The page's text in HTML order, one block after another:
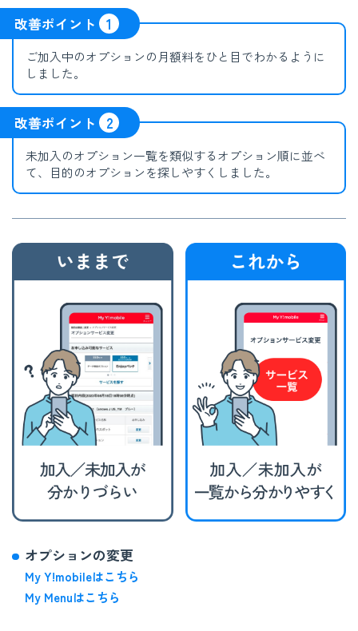
改善ポイント 1
ご加入中のオプションの月額料をひと目でわかるように
しました。
改善ポイント 2
未加入のオプション一覧を類似するオプション順に並べ
て、目的のオプションを探しやすくしました。
オプションの変更
My Y!mobileはこちら
My Menuはこちら